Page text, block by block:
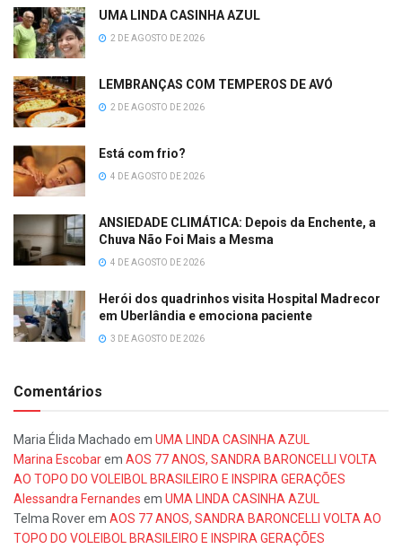
UMA LINDA CASINHA AZUL
2 DE AGOSTO DE 2026
LEMBRANÇAS COM TEMPEROS DE AVÓ
2 DE AGOSTO DE 2026
Está com frio?
4 DE AGOSTO DE 2026
ANSIEDADE CLIMÁTICA: Depois da Enchente, a
Chuva Não Foi Mais a Mesma
4 DE AGOSTO DE 2026
Herói dos quadrinhos visita Hospital Madrecor
em Uberlândia e emociona paciente
3 DE AGOSTO DE 2026
Comentários
Maria Élida Machado em UMA LINDA CASINHA AZUL
Marina Escobarem AOS 77 ANOS, SANDRA BARONCELLI VOLTA
AO TOPO DO VOLEIBOL BRASILEIRO E INSPIRA GERAÇÕES
Alessandra Fernandes em UMA LINDA CASINHA AZUL
Telma Roverem AOS 77 ANOS, SANDRA BARONCELLI VOLTA AO
TOPO DO VOLEIBOL BRASILEIRO E INSPIRA GERAÇÕES